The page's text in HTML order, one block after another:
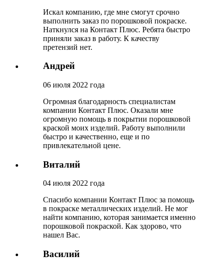
Искал компанию, где мне смогут срочно
выполнить заказ по порошковой покраске.
Наткнулся на Контакт Плюс. Ребята быстро
приняли заказ в работу. К качеству
претензий нет.
Андрей
06 июля 2022 года
Огромная благодарность специалистам
компании Контакт Плюс. Оказали мне
огромную помощь в покрытии порошковой
краской моих изделий. Работу выполнили
быстро и качественно, еще и по
привлекательной цене.
Виталий
04 июля 2022 года
Спасибо компании Контакт Плюс за помощь
в покраске металлических изделий. Не мог
найти компанию, которая занимается именно
порошковой покраской. Как здорово, что
нашел Вас.
Василий